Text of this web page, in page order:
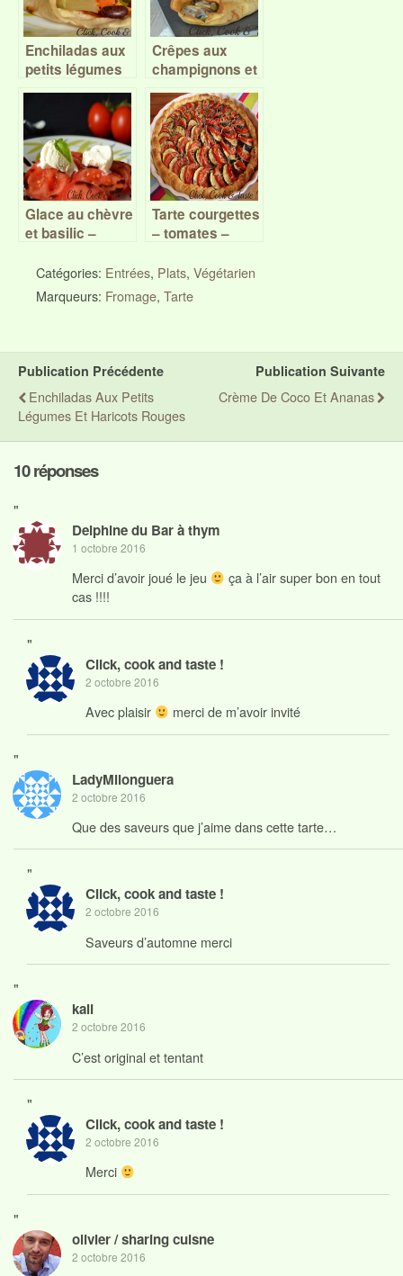
Enchiladas aux
petits légumes
et haricots
Crêpes aux
champignons et
petits pois
Glace au chèvre
et basilic –
vinaigre
balsamique –
Battle Food #23
Tarte courgettes
– tomates –
Catégories: Entrées, Plats, Végétarien
Marqueurs: Fromage, Tarte
Publication Précédente
Enchiladas Aux Petits
Légumes Et Haricots Rouges
Publication Suivante
Crème De Coco Et Ananas
10 réponses
"
Delphine du Bar à thym
1 octobre 2016
Merci d’avoir joué le jeu
ça à l’air super bon en tout
cas !!!!
"
Click, cook and taste !
2 octobre 2016
Avec plaisir merci de m’avoir invité
"
LadyMilonguera
2 octobre 2016
Que des saveurs que j’aime dans cette tarte…
"
Click, cook and taste !
2 octobre 2016
Saveurs d’automne merci
"
kali
2 octobre 2016
C’est original et tentant
"
Click, cook and taste !
2 octobre 2016
Merci
"
olivier / sharing cuisne
2 octobre 2016